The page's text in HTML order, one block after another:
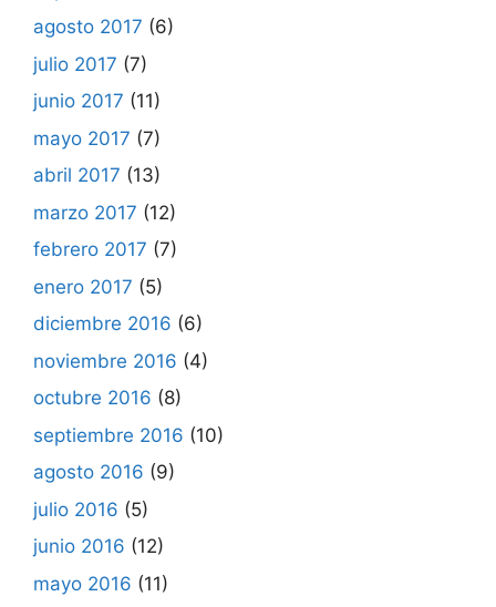
agosto 2017 (6)
julio 2017 (7)
junio 2017 (11)
mayo 2017 (7)
abril 2017 (13)
marzo 2017 (12)
febrero 2017 (7)
enero 2017 (5)
diciembre 2016 (6)
noviembre 2016 (4)
octubre 2016 (8)
septiembre 2016 (10)
agosto 2016 (9)
julio 2016 (5)
junio 2016 (12)
mayo 2016 (11)